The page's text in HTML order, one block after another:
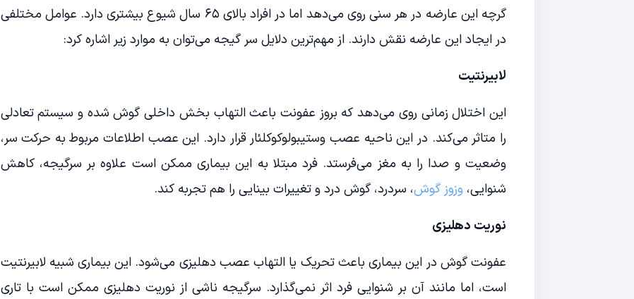
گرچه این عارضه در هر سنی روی می‌دهد اما در افراد بالای ۶۵ سال شیوع بیشتری دارد. عوامل مختلفی
در ایجاد این عارضه نقش دارند. از مهم‌ترین دلایل سر گیجه می‌توان به موارد زیر اشاره کرد:
لابیرنتیت
این اختلال زمانی روی می‌دهد که بروز عفونت باعث التهاب بخش داخلی گوش شده و سیستم تعادلی
را متاثر می‌کند. در این ناحیه عصب وستیبولوکوکلئار قرار دارد. این عصب اطلاعات مربوط به حرکت سر،
وضعیت و صدا را به مغز می‌فرستد. فرد مبتلا به این بیماری ممکن است علاوه بر سرگیجه، کاهش
شنوایی، وزوز گوش، سردرد، گوش درد و تغییرات بینایی را هم تجربه کند.
نوریت دهلیزی
عفونت گوش در این بیماری باعث تحریک یا التهاب عصب دهلیزی می‌شود. این بیماری شبیه لابیرنتیت
است، اما مانند آن بر شنوایی فرد اثر نمی‌گذارد. سرگیجه ناشی از نوریت دهلیزی ممکن است با تاری